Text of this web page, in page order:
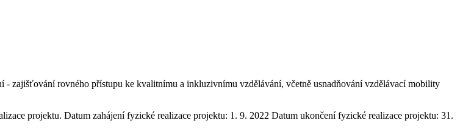
zajišťování rovného přístupu ke kvalitnímu a inkluzivnímu vzdělávání, včetně usnadňování vzdělávací mobility
projektu. Datum zahájení fyzické realizace projektu: 1. 9. 2022 Datum ukončení fyzické realizace projektu: 31.